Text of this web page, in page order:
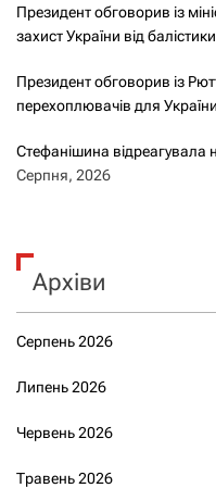
Президент обговорив із
захист України від балістики
Президент обговорив із
перехоплювачів для України
Стефанішина відреагувала
Серпня, 2026
Архіви
Серпень 2026
Липень 2026
Червень 2026
Травень 2026